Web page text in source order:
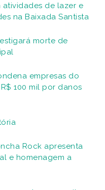
atividades de lazer e
na Baixada Santista
morte de
empresas do
100 mil por danos
Rock apresenta
e homenagem a